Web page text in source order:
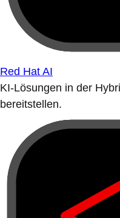
Red Hat AI
KI-Lösungen in der
bereitstellen.